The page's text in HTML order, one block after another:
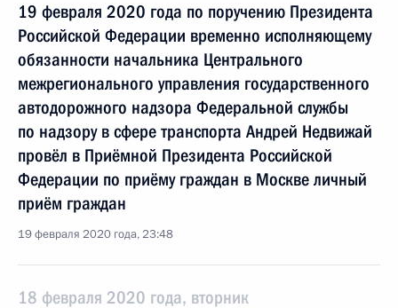
19 февраля 2020 года по поручению Президента
Российской Федерации временно исполняющему
обязанности начальника Центрального
межрегионального управления государственного
автодорожного надзора Федеральной службы
по надзору в сфере транспорта Андрей Недвижай
провёл в Приёмной Президента Российской
Федерации по приёму граждан в Москве личный
приём граждан
19 февраля 2020 года, 23:48
18 февраля 2020 года, вторник